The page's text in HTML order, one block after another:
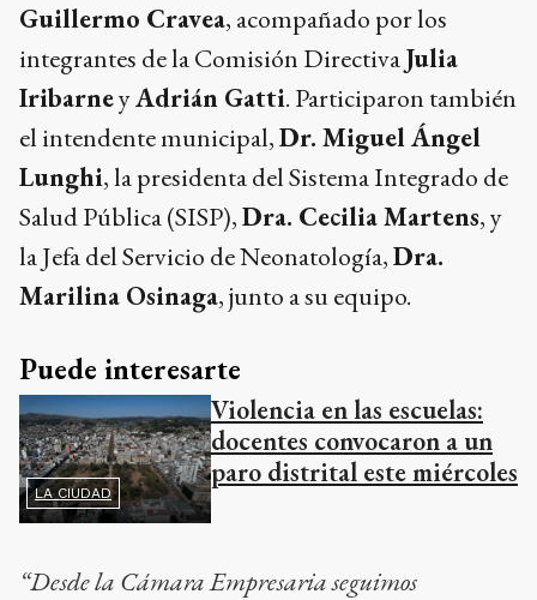
Guillermo Cravea, acompañado por los
integrantes de la Comisión DirectivaJulia
IribarneyAdrián Gatti. Participaron también
el intendente municipal,Dr. Miguel Ángel
Lunghi, la presidenta del Sistema Integrado de
Salud Pública (SISP),Dra. Cecilia Martens, y
la Jefa del Servicio de Neonatología,Dra.
Marilina Osinaga, junto a su equipo.
Puede interesarte
LA CIUDAD
Violencia en las escuelas:
docentes convocaron a un
paro distrital este miércoles
“Desde la Cámara Empresaria seguimos